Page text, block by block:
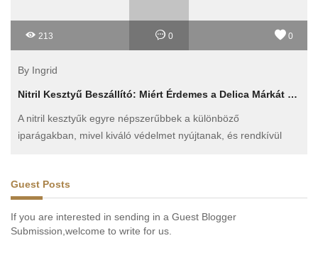
213 0 0
By Ingrid
Nitril Kesztyű Beszállító: Miért Érdemes a Delica Márkát Választani?
A nitril kesztyűk egyre népszerűbbek a különböző
iparágakban, mivel kiváló védelmet nyújtanak, és rendkívül
Guest Posts
If you are interested in sending in a Guest Blogger
Submission,welcome to write for us.